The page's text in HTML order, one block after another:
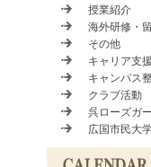
授業紹介
海外研修・
その他
キャリア支援
キャンパス
クラブ活動
呉ローズガ
広国市民大